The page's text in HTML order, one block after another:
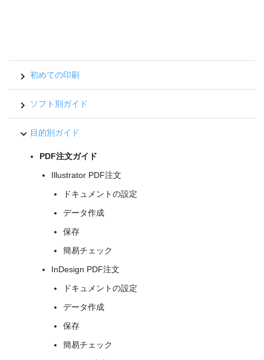
初めての印刷
ソフト別ガイド
目的別ガイド
PDF注文ガイド
Illustrator PDF注文
ドキュメントの設定
データ作成
保存
簡易チェック
InDesign PDF注文
ドキュメントの設定
データ作成
保存
簡易チェック